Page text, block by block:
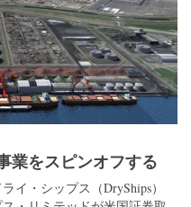
業をスピンオフする
イ・シップス（DryShips）